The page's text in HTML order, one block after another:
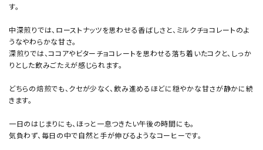
す。
中深煎りでは、ローストナッツを思わせる香ばしさと、ミルクチョコレートのよ
うなやわらかな甘さ。
深煎りでは、ココアやビターチョコレートを思わせる落ち着いたコクと、しっか
りとした飲みごたえが感じられます。
どちらの焙煎でも、クセが少なく、飲み進めるほどに穏やかな甘さが静かに続
きます。
一日のはじまりにも、ほっと一息つきたい午後の時間にも。
気負わず、毎日の中で自然と手が伸びるようなコーヒーです。